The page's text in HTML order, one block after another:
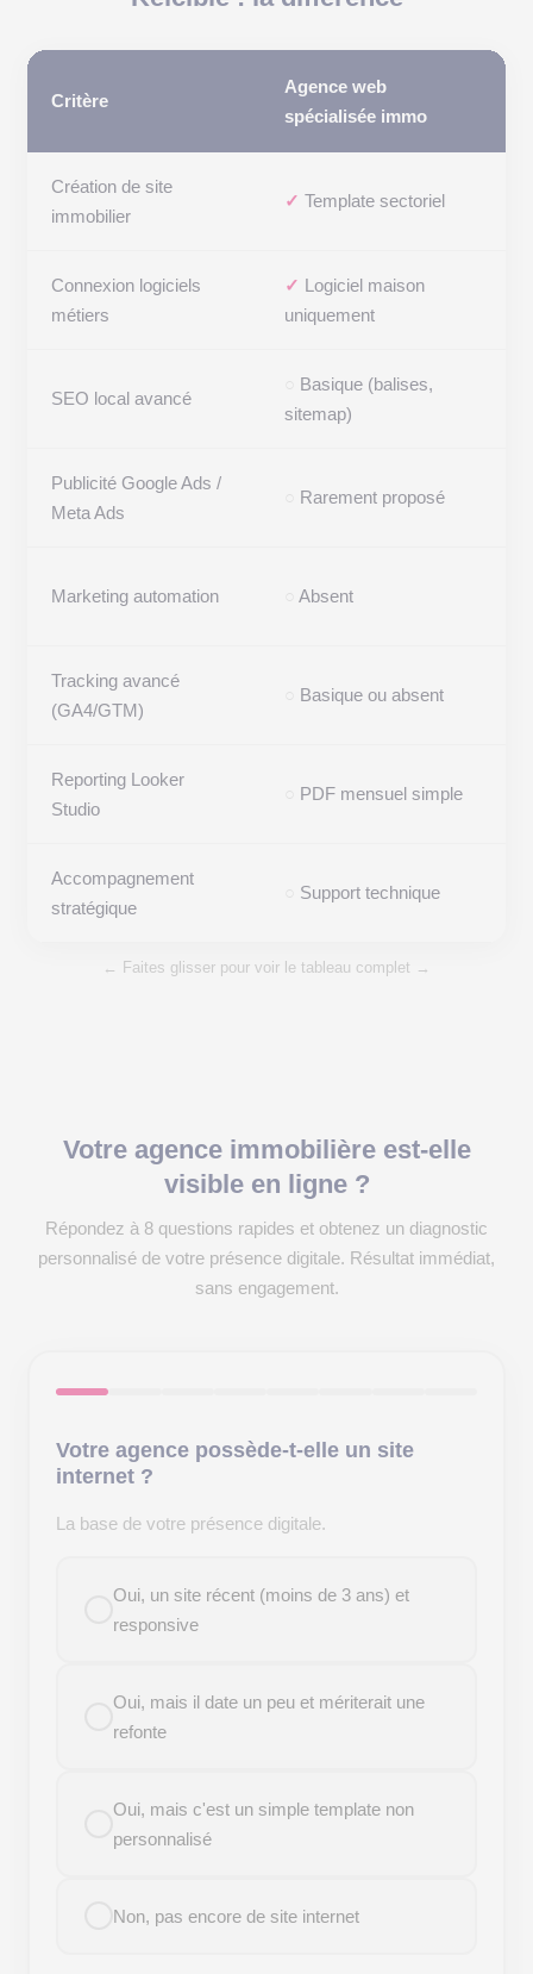
Critère
Agence web
spécialisée immo
Création de site
immobilier
✓ Template sectoriel
Connexion logiciels
métiers
✓ Logiciel maison
uniquement
SEO local avancé
Basique (balises,
sitemap)
Publicité Google Ads /
Meta Ads
Rarement proposé
Marketing automation Absent
Tracking avancé
(GA4/GTM)
Basique ou absent
Reporting Looker
Studio
PDF mensuel simple
Accompagnement
stratégique
Support technique
← Faites glisser pour voir le tableau complet →
Votre agence immobilière est-elle
visible en ligne ?
Répondez à 8 questions rapides et obtenez un diagnostic
personnalisé de votre présence digitale. Résultat immédiat,
sans engagement.
Votre agence possède-t-elle un site
internet ?
La base de votre présence digitale.
Oui, un site récent (moins de 3 ans) et
responsive
Oui, mais il date un peu et mériterait une
refonte
Oui, mais c'est un simple template non
personnalisé
Non, pas encore de site internet